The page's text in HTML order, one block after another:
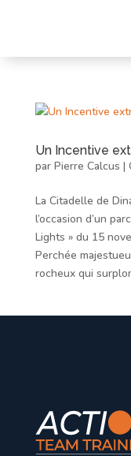
Un Incentive
par Pierre Calcus |
La Citadelle de
l’occasion d’un
Lights » du 15
Perchée
rocheux qui